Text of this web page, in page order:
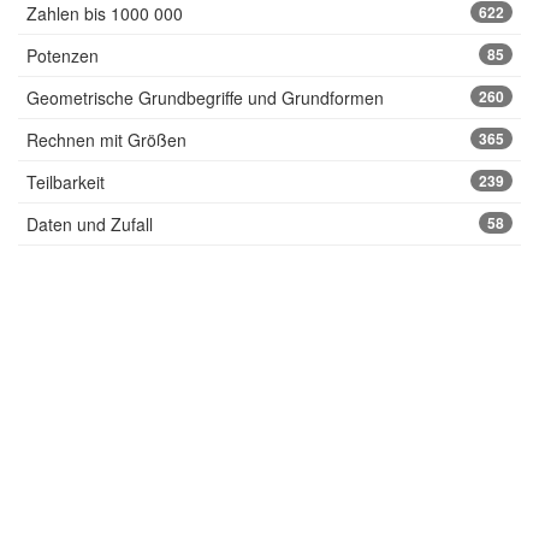
Zahlen bis 1000 000 622
Potenzen 85
Geometrische Grundbegriffe und Grundformen 260
Rechnen mit Größen 365
Teilbarkeit 239
Daten und Zufall 58